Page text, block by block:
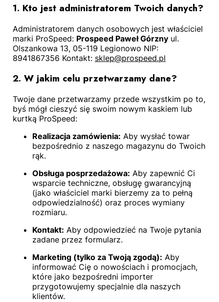
1. Kto jest administratorem Twoich danych?
Administratorem danych osobowych jest właściciel
marki ProSpeed: Prospeed Paweł Górzny ul.
Olszankowa 13, 05-119 Legionowo NIP:
8941867356 Kontakt: sklep@prospeed.pl
2. W jakim celu przetwarzamy dane?
Twoje dane przetwarzamy przede wszystkim po to,
byś mógł cieszyć się swoim nowym kaskiem lub
kurtką ProSpeed:
Realizacja zamówienia: Aby wysłać towar
bezpośrednio z naszego magazynu do Twoich
rąk.
Obsługa posprzedażowa: Aby zapewnić Ci
wsparcie techniczne, obsługę gwarancyjną
(jako właściciel marki bierzemy za to pełną
odpowiedzialność) oraz proces wymiany
rozmiaru.
Kontakt: Aby odpowiedzieć na Twoje pytania
zadane przez formularz.
Marketing (tylko za Twoją zgodą): Aby
informować Cię o nowościach i promocjach,
które jako bezpośredni importer
przygotowujemy specjalnie dla naszych
klientów.